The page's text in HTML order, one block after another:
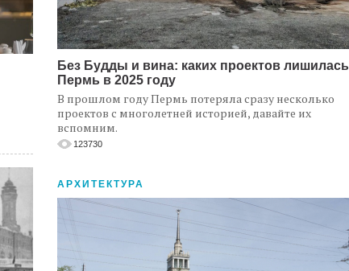
Без Будды и вина: каких проектов лишилась
Пермь в 2025 году
В прошлом году Пермь потеряла сразу несколько
проектов с многолетней историей, давайте их
вспомним.
123730
АРХИТЕКТУРА